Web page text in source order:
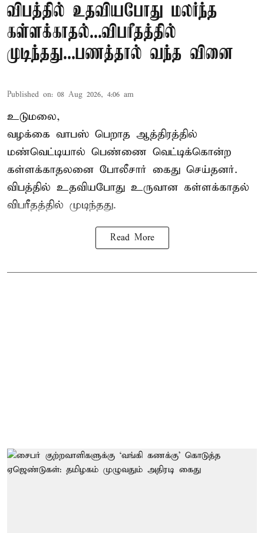
விபத்தில் உதவியபோது மலர்ந்த
கள்ளக்காதல்...விபரீதத்தில்
முடிந்தது...பணத்தால் வந்த வினை
Published on: 08 Aug 2026, 4:06 am
உடுமலை,
வழக்கை வாபஸ் பெறாத ஆத்திரத்தில்
மண்வெட்டியால் பெண்ணை வெட்டிக்கொன்ற
கள்ளக்காதலனை போலீசார் கைது செய்தனர்.
விபத்தில் உதவியபோது உருவான கள்ளக்காதல்
விபரீதத்தில் முடிந்தது.
Read More